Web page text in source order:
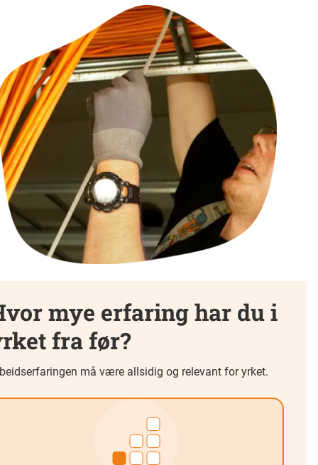
mye erfaring har du i
fra før?
må være allsidig og relevant for yrket.